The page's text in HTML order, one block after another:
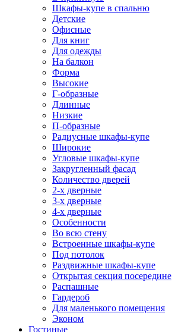
Шкафы-купе в спальню
Детские
Офисные
Для книг
Для одежды
На балкон
Форма
Высокие
Г-образные
Длинные
Низкие
П-образные
Радиусные шкафы-купе
Широкие
Угловые шкафы-купе
Закругленный фасад
Количество дверей
2-х дверные
3-х дверные
4-х дверные
Особенности
Во всю стену
Встроенные шкафы-купе
Под потолок
Раздвижные шкафы-купе
Открытая секция посередине
Распашные
Гардероб
Для маленького помещения
Эконом
Гостиные